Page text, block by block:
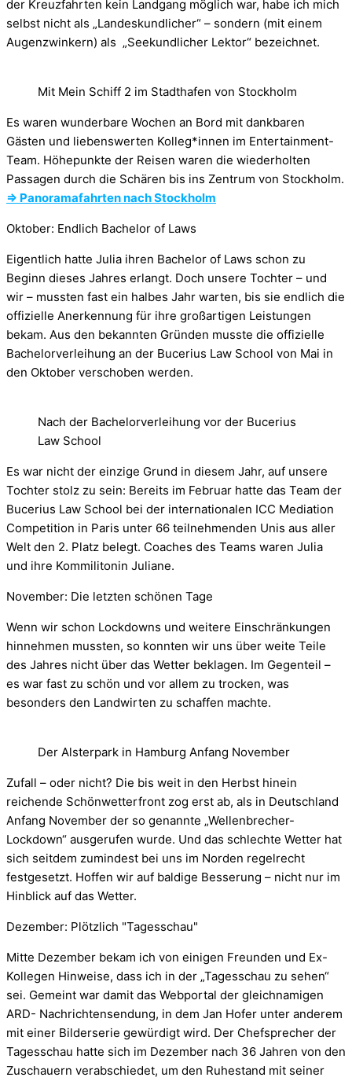
der Kreuzfahrten kein Landgang möglich war, habe ich mich
selbst nicht als „Landeskundlicher“ – sondern (mit einem
Augenzwinkern) als „Seekundlicher Lektor“ bezeichnet.
Mit Mein Schiff 2 im Stadthafen von Stockholm
Es waren wunderbare Wochen an Bord mit dankbaren
Gästen und liebenswerten Kolleg*innen im Entertainment-
Team. Höhepunkte der Reisen waren die wiederholten
Passagen durch die Schären bis ins Zentrum von Stockholm.
⇒ Panoramafahrten nach Stockholm
Oktober: Endlich Bachelor of Laws
Eigentlich hatte Julia ihren Bachelor of Laws schon zu
Beginn dieses Jahres erlangt. Doch unsere Tochter – und
wir – mussten fast ein halbes Jahr warten, bis sie endlich die
offizielle Anerkennung für ihre großartigen Leistungen
bekam. Aus den bekannten Gründen musste die offizielle
Bachelorverleihung an der Bucerius Law School von Mai in
den Oktober verschoben werden.
Nach der Bachelorverleihung vor der Bucerius
Law School
Es war nicht der einzige Grund in diesem Jahr, auf unsere
Tochter stolz zu sein: Bereits im Februar hatte das Team der
Bucerius Law School bei der internationalen ICC Mediation
Competition in Paris unter 66 teilnehmenden Unis aus aller
Welt den 2. Platz belegt. Coaches des Teams waren Julia
und ihre Kommilitonin Juliane.
November: Die letzten schönen Tage
Wenn wir schon Lockdowns und weitere Einschränkungen
hinnehmen mussten, so konnten wir uns über weite Teile
des Jahres nicht über das Wetter beklagen. Im Gegenteil –
es war fast zu schön und vor allem zu trocken, was
besonders den Landwirten zu schaffen machte.
Der Alsterpark in Hamburg Anfang November
Zufall – oder nicht? Die bis weit in den Herbst hinein
reichende Schönwetterfront zog erst ab, als in Deutschland
Anfang November der so genannte „Wellenbrecher-
Lockdown“ ausgerufen wurde. Und das schlechte Wetter hat
sich seitdem zumindest bei uns im Norden regelrecht
festgesetzt. Hoffen wir auf baldige Besserung – nicht nur im
Hinblick auf das Wetter.
Dezember: Plötzlich "Tagesschau"
Mitte Dezember bekam ich von einigen Freunden und Ex-
Kollegen Hinweise, dass ich in der „Tagesschau zu sehen“
sei. Gemeint war damit das Webportal der gleichnamigen
ARD- Nachrichtensendung, in dem Jan Hofer unter anderem
mit einer Bilderserie gewürdigt wird. Der Chefsprecher der
Tagesschau hatte sich im Dezember nach 36 Jahren von den
Zuschauern verabschiedet, um den Ruhestand mit seiner